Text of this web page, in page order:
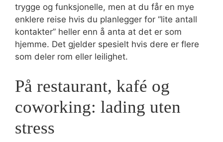
trygge og funksjonelle, men at du får en mye
enklere reise hvis du planlegger for “lite antall
kontakter” heller enn å anta at det er som
hjemme. Det gjelder spesielt hvis dere er flere
som deler rom eller leilighet.
På restaurant, kafé og
coworking: lading uten
stress